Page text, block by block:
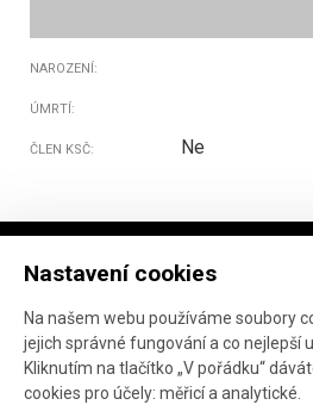
Nastavení cookies
Na našem webu používáme soubory
jejich správné fungování a co nejlepší
Kliknutím na tlačítko „V pořádku“
cookies pro účely: měřicí a analytické
NAROZENÍ:
ÚMRTÍ:
ČLEN KSČ: Ne
Projekt ve spolupráci Národního
Janáčea Ústavu pro studium